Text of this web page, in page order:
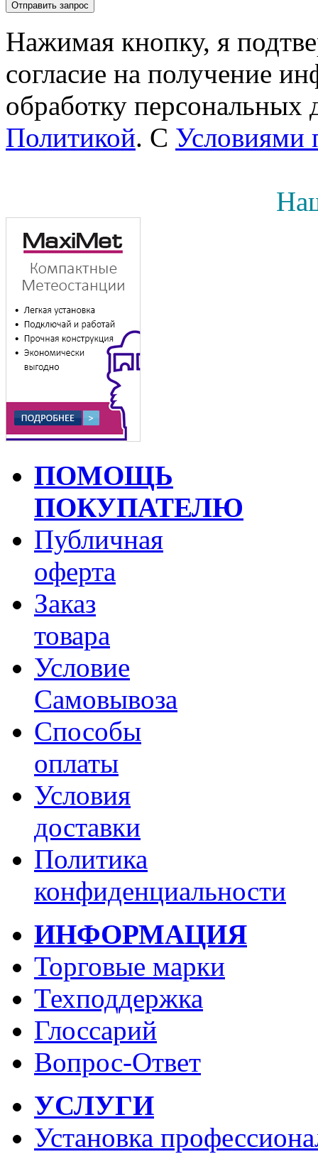
Нажимая кнопку, я
согласие на получение
обработку персональных
Политикой. С Условиями
ПОМОЩЬ
ПОКУПАТЕЛЮ
Публичная
оферта
Заказ
товара
Условие
Самовывоза
Способы
оплаты
Условия
доставки
Политика
конфиденциальности
ИНФОРМАЦИЯ
Торговые марки
Техподдержка
Глоссарий
Вопрос-Ответ
УСЛУГИ
Установка